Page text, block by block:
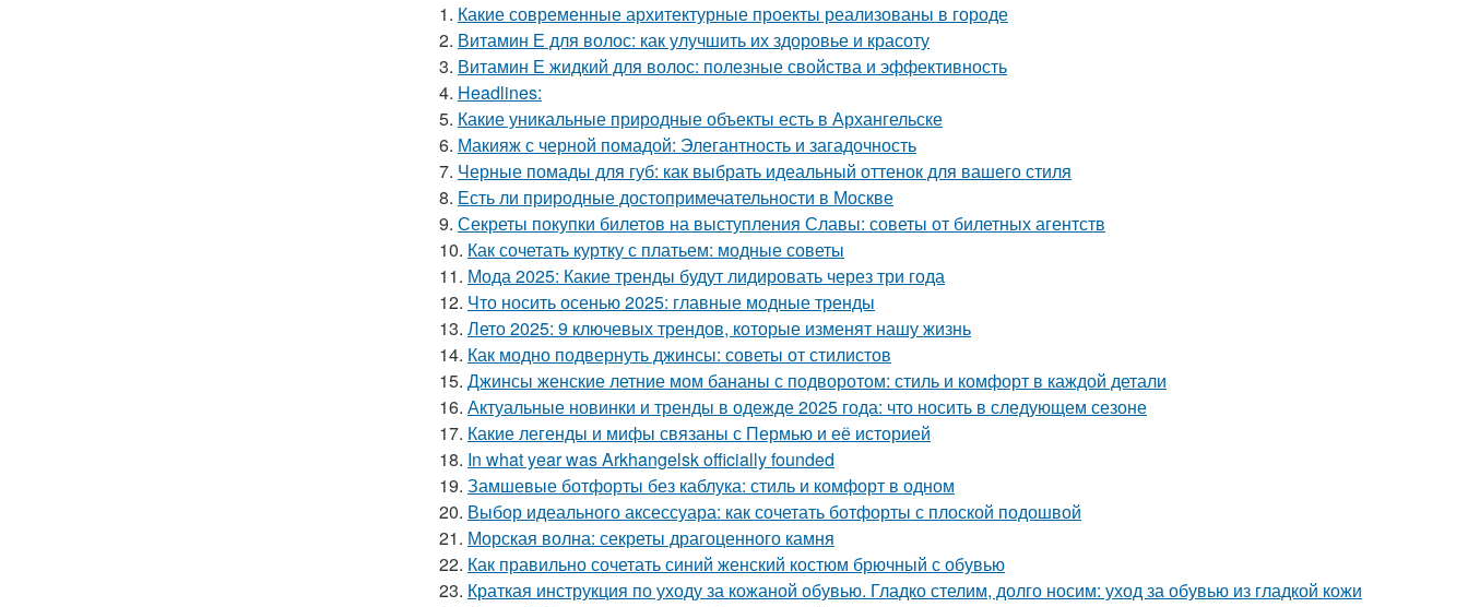
1. Какие современные архитектурные проекты реализованы в городе
2. Витамин Е для волос: как улучшить их здоровье и красоту
3. Витамин Е жидкий для волос: полезные свойства и эффективность
4. Headlines:
5. Какие уникальные природные объекты есть в Архангельске
6. Макияж с черной помадой: Элегантность и загадочность
7. Черные помады для губ: как выбрать идеальный оттенок для вашего стиля
8. Есть ли природные достопримечательности в Москве
9. Секреты покупки билетов на выступления Славы: советы от билетных агентств
10. Как сочетать куртку с платьем: модные советы
11. Мода 2025: Какие тренды будут лидировать через три года
12. Что носить осенью 2025: главные модные тренды
13. Лето 2025: 9 ключевых трендов, которые изменят нашу жизнь
14. Как модно подвернуть джинсы: советы от стилистов
15. Джинсы женские летние мом бананы с подворотом: стиль и комфорт в каждой детали
16. Актуальные новинки и тренды в одежде 2025 года: что носить в следующем сезоне
17. Какие легенды и мифы связаны с Пермью и её историей
18. In what year was Arkhangelsk officially founded
19. Замшевые ботфорты без каблука: стиль и комфорт в одном
20. Выбор идеального аксессуара: как сочетать ботфорты с плоской подошвой
21. Морская волна: секреты драгоценного камня
22. Как правильно сочетать синий женский костюм брючный с обувью
23. Краткая инструкция по уходу за кожаной обувью. Гладко стелим, долго носим: уход за обувью из гладкой кожи